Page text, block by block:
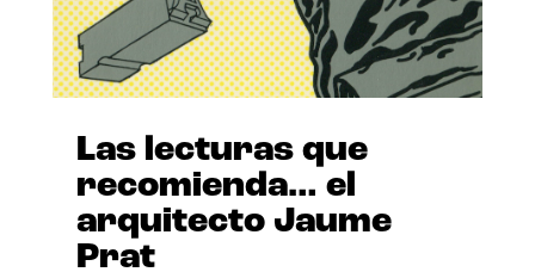
Las lecturas que
recomienda… el
arquitecto Jaume
Prat